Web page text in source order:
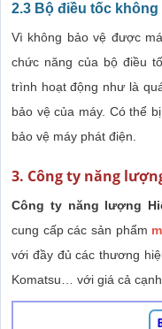
2.3 Bộ điều tốc
Vì không bảo vệ được
chức năng của bộ điều
trình hoạt động như là
bảo vệ của máy. Có thể
bảo vệ máy phát điện.
3. Công ty năng
Công ty năng lượng
cung cấp các sản phẩm
với đầy đủ các thương
Komatsu… với giá cả